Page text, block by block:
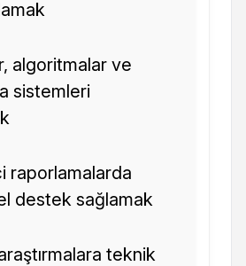
algoritmalar ve
sistemleri
raporlamalarda
destek sağlamak
teknik